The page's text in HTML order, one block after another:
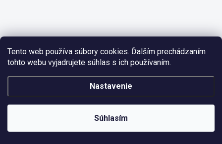
Tento web používa súbory cookies. Ďalším prechádzaním
tohto webu vyjadrujete súhlas s ich používaním.
Nastavenie
Súhlasím